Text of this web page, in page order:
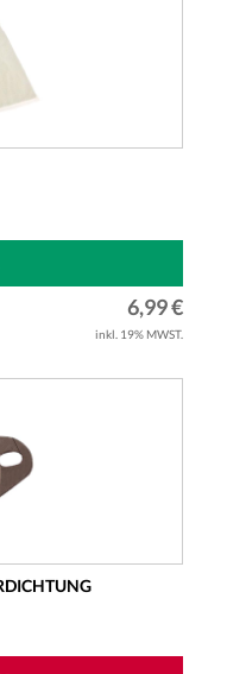
2T AC
2T AC
LBMC447 2T AC
2T AC -99
2T AC 99-
2T AC 99-02
2T AC 07-08
4T AC 09-
LBMC501 2T AC 10-
2T LC 94-96
DD ZAPC040 2T LC 96-98
ZAPC040 2T LC 96-98
Extreme DD ZAPC220 2T LC
Extreme DT ZAPC210 2T AC
DD ZAPC320 2T LC 01-04
ZAPC210 2T AC 01-04
DD ZAPPC451 2T LC 07-09
6,99 €
inkl. 19% MWST.